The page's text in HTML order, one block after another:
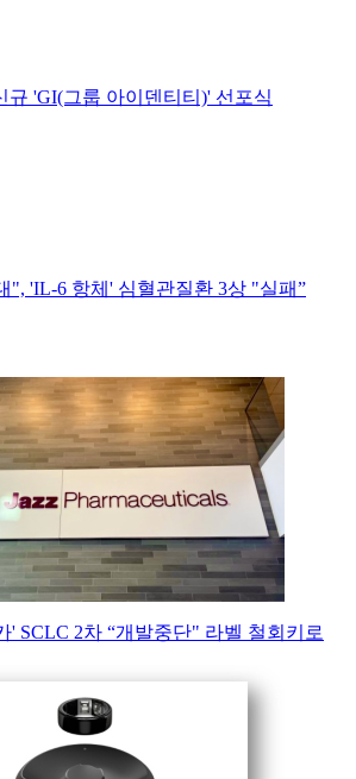
규 'GI(그룹 아이덴티티)' 선포식
", 'IL-6 항체' 심혈관질환 3상 "실패”
' SCLC 2차 “개발중단" 라벨 철회키로